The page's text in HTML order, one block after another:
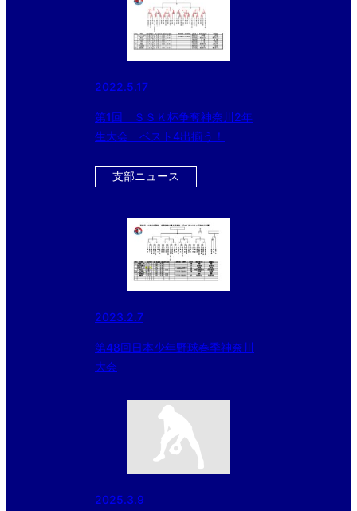
2022.5.17
第1回 ＳＳＫ杯争奪神奈川2年
生大会 ベスト4出揃う！
支部ニュース
2023.2.7
第48回日本少年野球春季神奈川
大会
2025.3.9